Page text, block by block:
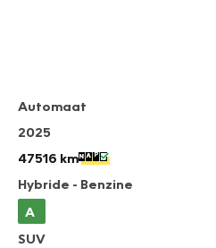
Automaat
2025
47516 km
Hybride - Benzine
A
SUV